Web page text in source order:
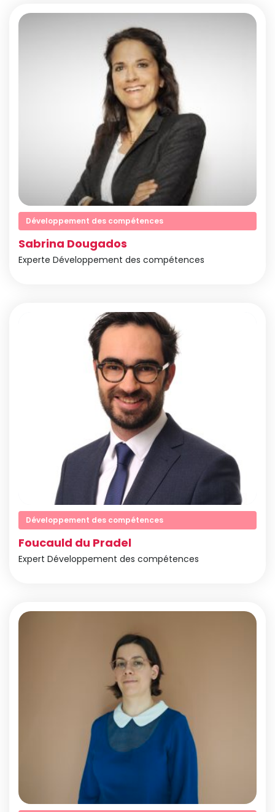
Développement des compétences
Sabrina Dougados
Experte Développement des compétences
Développement des compétences
Foucauld du Pradel
Expert Développement des compétences